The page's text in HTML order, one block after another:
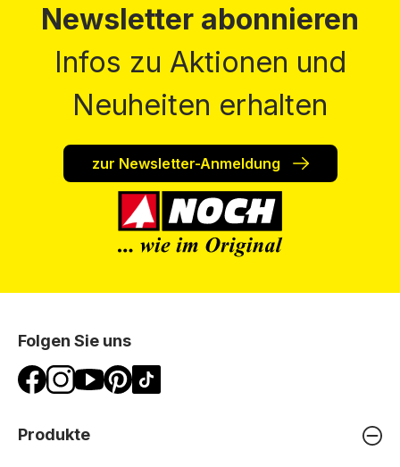
Newsletter abonnieren
Infos zu Aktionen und
Neuheiten erhalten
zur Newsletter-Anmeldung
Folgen Sie uns
Produkte